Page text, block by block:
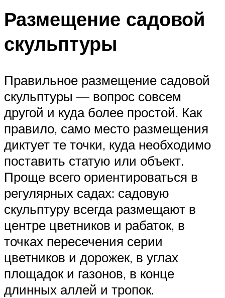
Размещение садовой
скульптуры
Правильное размещение садовой
скульптуры — вопрос совсем
другой и куда более простой. Как
правило, само место размещения
диктует те точки, куда необходимо
поставить статую или объект.
Проще всего ориентироваться в
регулярных садах: садовую
скульптуру всегда размещают в
центре цветников и рабаток, в
точках пересечения серии
цветников и дорожек, в углах
площадок и газонов, в конце
длинных аллей и тропок.